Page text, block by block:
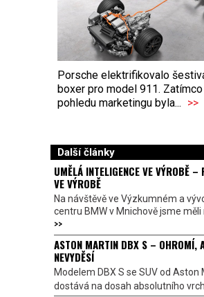
Porsche elektrifikovalo
boxer pro model 911.
pohledu marketingu byla... >>
Další články
UMĚLÁ INTELIGENCE VE VÝROBĚ –
VE VÝROBĚ
Na návštěvě ve Výzkumném a
centru BMW v Mnichově jsme měli
>>
ASTON MARTIN DBX S – OHROMÍ,
NEVYDĚSÍ
Modelem DBX S se SUV od Aston
dostává na dosah absolutního